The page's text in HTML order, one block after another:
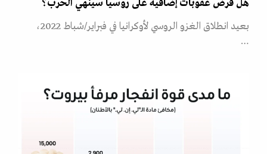
هل فرض عقوبات إضافية على روسيا سينهي الحرب؟
بعيد انطلاق الغزو الروسي لأوكرانيا في فبراير/شباط 2022،
…